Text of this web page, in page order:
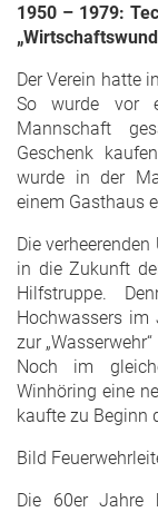
1950 – 1979:
Der Verein hatte
So wurde vor
Mannschaft
Geschenk
wurde in der
einem Gasthaus
Die
in die Zukunft
Hilfstruppe.
Hochwassers
zur
Noch im
Winhöring eine
kaufte zu Beginn
Bild
Die 60er Jahre